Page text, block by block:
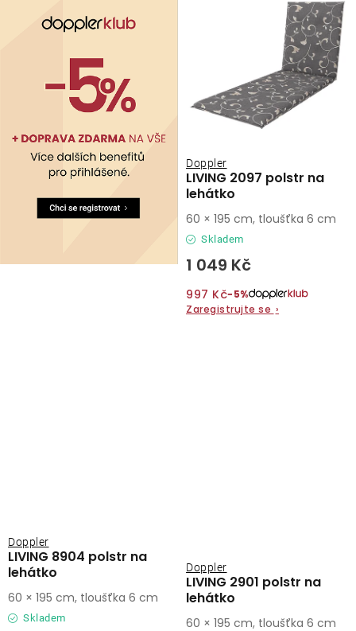
LIVING 2097 polstr na
lehátko
Doppler
Skladem
1 049 Kč
997 Kč−5%
Zaregistrujte se ›
60 × 195 cm, tloušťka 6 cm
LIVING 8904 polstr na
lehátko
Doppler
Skladem
60 × 195 cm, tloušťka 6 cm
LIVING 2901 polstr na
lehátko
Doppler
60 × 195 cm, tloušťka 6 cm